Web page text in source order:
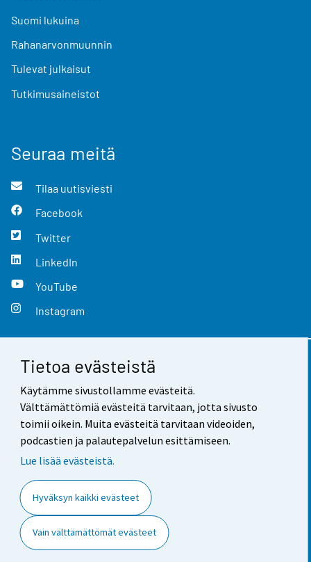
Tietoa evästeistä
Käytämme sivustollamme evästeitä.
Välttämättömiä evästeitä tarvitaan, jotta sivusto
toimii oikein. Muita evästeitä tarvitaan videoiden,
podcastien ja palautepalvelun esittämiseen.
Lue lisää evästeistä.
Hyväksyn kaikki evästeet
Vain välttämättömät evästeet
Suomi lukuina
Rahanarvonmuunnin
Tulevat julkaisut
Tutkimusaineistot
Seuraa meitä
Tilaa uutisviesti
Facebook
Twitter
LinkedIn
YouTube
Instagram
Yhteystiedot
Palaute
Käyttöehdot
Saavutettavuus
Tietoa sivustosta
Evästeasetukset